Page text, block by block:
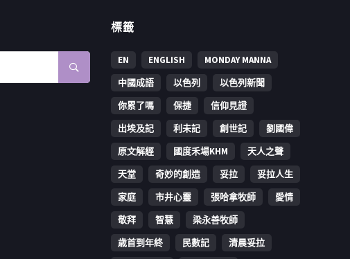
標籤
EN ENGLISH
MONDAY MANNA
中國成語
以色列
以色列新聞
你累了嗎
保捷
信仰見證
出埃及記
利未記 創世記
劉國偉
原文解經
國度禾場KHM
天人之聲
天堂
奇妙的創造 妥拉
妥拉人生
家庭
市井心靈 張哈拿牧師
愛情
敬拜
智慧
梁永善牧師
歳首到年終
民數記 清晨妥拉